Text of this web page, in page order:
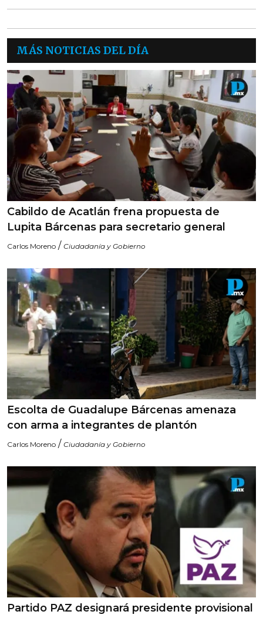
MÁS NOTICIAS DEL DÍA
Cabildo de Acatlán frena propuesta de
Lupita Bárcenas para secretario general
Carlos Moreno / Ciudadanía y Gobierno
Escolta de Guadalupe Bárcenas amenaza
con arma a integrantes de plantón
Carlos Moreno / Ciudadanía y Gobierno
Partido PAZ designará presidente provisional